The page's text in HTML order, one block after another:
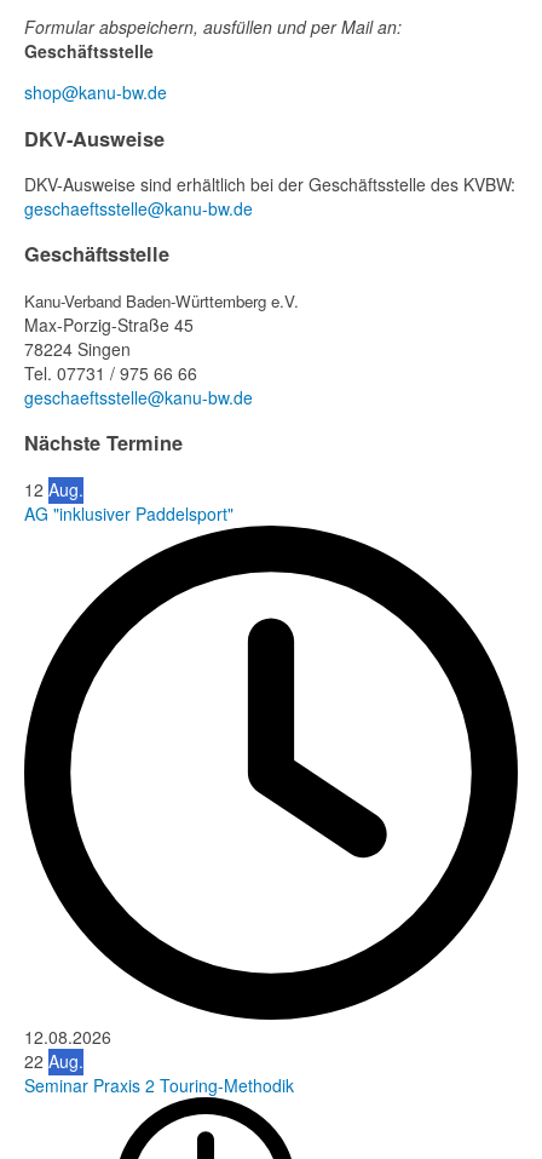
Formular abspeichern, ausfüllen und per Mail an:
Geschäftsstelle
shop@kanu-bw.de
DKV-Ausweise
DKV-Ausweise sind erhältlich bei der Geschäftsstelle des KVBW:
geschaeftsstelle@kanu-bw.de
Geschäftsstelle
Kanu-Verband Baden-Württemberg e.V.
Max-Porzig-Straße 45
78224 Singen
Tel. 07731 / 975 66 66
geschaeftsstelle@kanu-bw.de
Nächste Termine
12 Aug.
AG "inklusiver Paddelsport"
12.08.2026
22 Aug.
Seminar Praxis 2 Touring-Methodik